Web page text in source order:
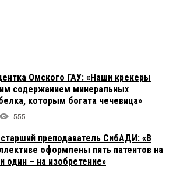
Омского ГАУ: «Наши крекеры
содержанием минеральных
которым богата чечевица»
555
преподаватель СибАДИ: «В
оформлены пять патентов на
один – на изобретение»